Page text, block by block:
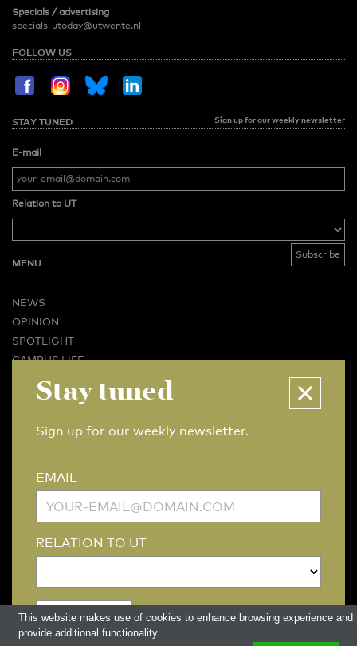
Specials / advertising
specials-utoday@utwente.nl
FOLLOW US
STAY TUNED Sign up for our weekly newsletter
E-mail
Relation to UT
MENU
NEWS
OPINION
SPOTLIGHT
CAMPUS LIFE
VIDEO
BUSINESS & CAREER
CONTACT
ARCHIVE
MORE
LINKS
DISCLAIMER / COPYRIGHT REDACTIESTATUUT(PDF)
/EDITORIAL STATUTE
Stay tuned
Sign up for our weekly newsletter.
EMAIL
RELATION TO UT
This website makes use of cookies to enhance browsing experience and
provide additional functionality.